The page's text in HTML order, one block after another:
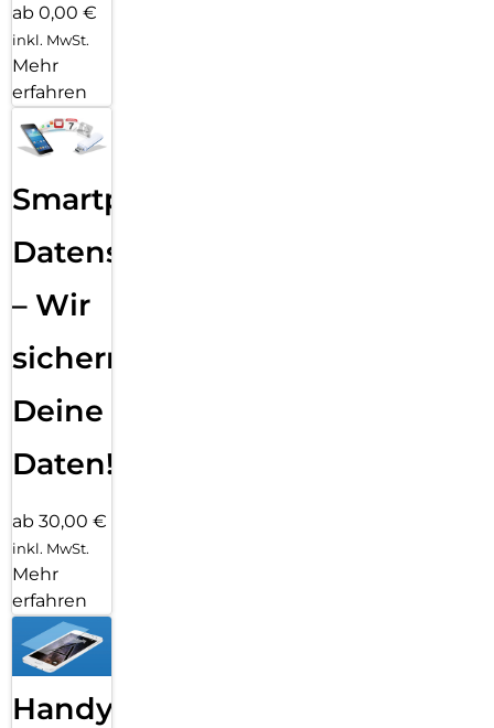
ab 0,00 €
inkl. MwSt.
Mehr
erfahren
Smartphone
Datensicherung
– Wir
sichern
Deine
Daten!
ab 30,00 €
inkl. MwSt.
Mehr
erfahren
Handy